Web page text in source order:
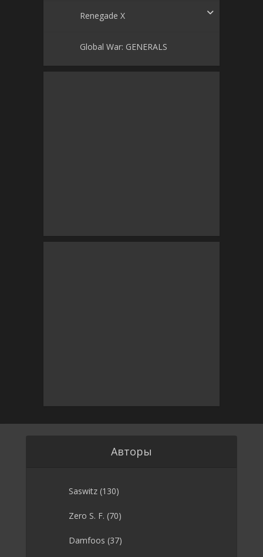
Renegade X
Global War: GENERALS
Авторы
Saswitz (130)
Zero S. F. (70)
Damfoos (37)